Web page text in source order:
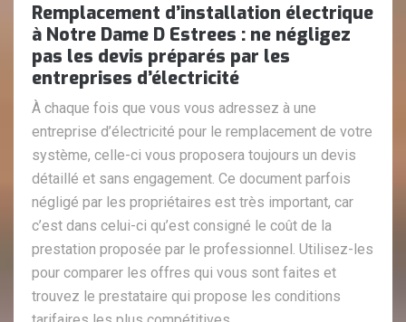
Remplacement d’installation électrique
à Notre Dame D Estrees : ne négligez
pas les devis préparés par les
entreprises d’électricité
À chaque fois que vous vous adressez à une
entreprise d’électricité pour le remplacement de votre
système, celle-ci vous proposera toujours un devis
détaillé et sans engagement. Ce document parfois
négligé par les propriétaires est très important, car
c’est dans celui-ci qu’est consigné le coût de la
prestation proposée par le professionnel. Utilisez-les
pour comparer les offres qui vous sont faites et
trouvez le prestataire qui propose les conditions